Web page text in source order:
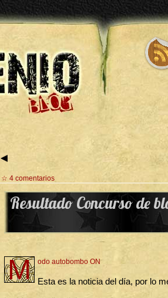
◄
☆ 4 comentarios
Resultado Concurso de
M odo autobombo ON
Esta es la noticia del día, por lo